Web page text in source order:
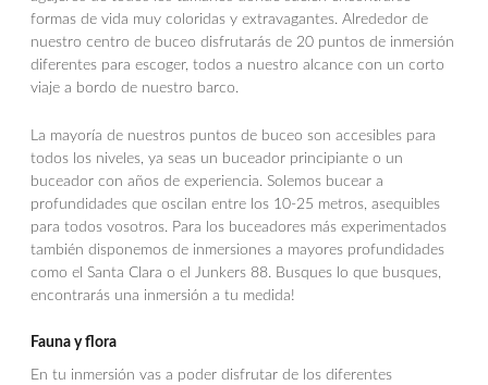
formas de vida muy coloridas y extravagantes. Alrededor de
nuestro centro de buceo disfrutarás de 20 puntos de inmersión
diferentes para escoger, todos a nuestro alcance con un corto
viaje a bordo de nuestro barco.
La mayoría de nuestros puntos de buceo son accesibles para
todos los niveles, ya seas un buceador principiante o un
buceador con años de experiencia. Solemos bucear a
profundidades que oscilan entre los 10-25 metros, asequibles
para todos vosotros. Para los buceadores más experimentados
también disponemos de inmersiones a mayores profundidades
como el Santa Clara o el Junkers 88. Busques lo que busques,
encontrarás una inmersión a tu medida!
Fauna y flora
En tu inmersión vas a poder disfrutar de los diferentes